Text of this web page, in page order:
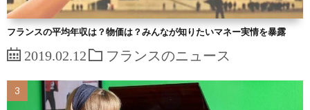
フランスの平均年収は？物価は？みんなが知りたいマネー実情を暴露
2019.02.12 フランスのニュース